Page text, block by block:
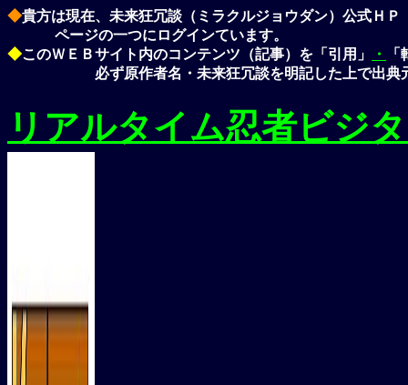
◆貴方は現在、未来狂冗談（ミラクルジョウダン）公式ＨＰ
ページの一つにログインています。
◆このＷＥＢサイト内のコンテンツ（記事）を「引用」 ・
必ず原作者名・未来狂冗談を明記した上で出
リアルタイム忍者ビジ